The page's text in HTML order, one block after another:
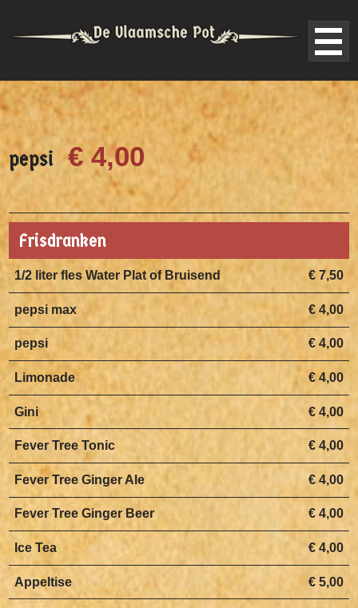
pepsi € 4,00
Frisdranken
€ 7,50
1/2 liter fles Water Plat of Bruisend
€ 4,00
pepsi max
€ 4,00
pepsi
€ 4,00
Limonade
€ 4,00
Gini
€ 4,00
Fever Tree Tonic
€ 4,00
Fever Tree Ginger Ale
€ 4,00
Fever Tree Ginger Beer
€ 4,00
Ice Tea
€ 5,00
Appeltise